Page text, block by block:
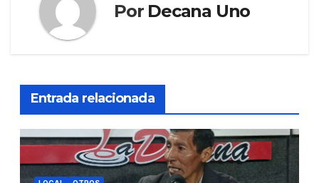
Por Decana Uno
Entrada relacionada